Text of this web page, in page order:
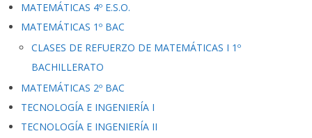
MATEMÁTICAS 4º E.S.O.
MATEMÁTICAS 1º BAC
CLASES DE REFUERZO DE MATEMÁTICAS I 1º
BACHILLERATO
MATEMÁTICAS 2º BAC
TECNOLOGÍA E INGENIERÍA I
TECNOLOGÍA E INGENIERÍA II